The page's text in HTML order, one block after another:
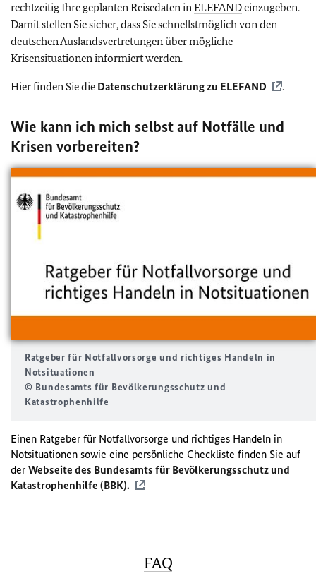
rechtzeitig Ihre geplanten Reisedaten inELEFANDeinzugeben.
Damit stellen Sie sicher, dass Sie schnellstmöglich von den
deutschen Auslandsvertretungen über mögliche
Krisensituationen informiert werden.
Hier finden Sie die Datenschutzerklärung zu ELEFAND .
Wie kann ich mich selbst auf Notfälle und
Krisen vorbereiten?
Ratgeber für Notfallvorsorge und richtiges Handeln in
Notsituationen
© Bundesamts für Bevölkerungsschutz und
Katastrophenhilfe
Einen Ratgeber für Notfallvorsorge und richtiges Handeln in
Notsituationen sowie eine persönliche Checkliste finden Sie auf
der Webseite des Bundesamts für Bevölkerungsschutz und
Katastrophenhilfe (BBK).
FAQ